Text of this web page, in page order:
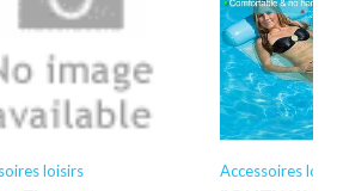
loisirs Accessoires